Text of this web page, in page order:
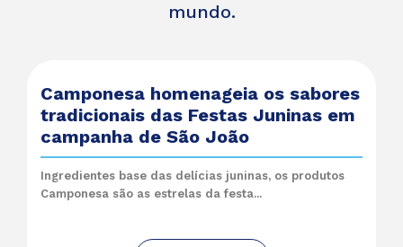
mundo.
Camponesa homenageia os sabores
tradicionais das Festas Juninas em
campanha de São João
Ingredientes base das delícias juninas, os produtos
Camponesa são as estrelas da festa...